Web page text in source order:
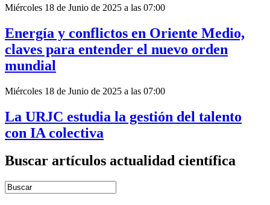
Miércoles 18 de Junio de 2025 a las 07:00
Energía y conflictos en Oriente Medio,
claves para entender el nuevo orden
mundial
Miércoles 18 de Junio de 2025 a las 07:00
La URJC estudia la gestión del talento
con IA colectiva
Buscar artículos actualidad científica
Introduce términos de búsqueda